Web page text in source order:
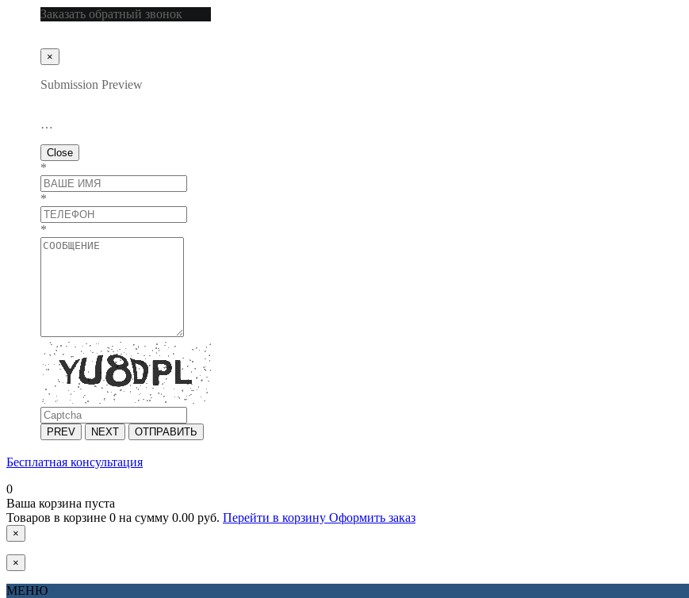
Заказать обратный звонок
×
Submission Preview
…
Close
*
*
*
PREV NEXT ОТПРАВИТЬ
Бесплатная консультация
0
Ваша корзина пуста
Товаров в корзине 0 на сумму 0.00 руб. Перейти в корзину Оформить заказ
×
×
МЕНЮ